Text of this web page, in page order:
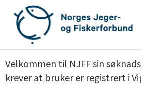
innhold
Velkommen til NJFF sin
krever at bruker er registrert i